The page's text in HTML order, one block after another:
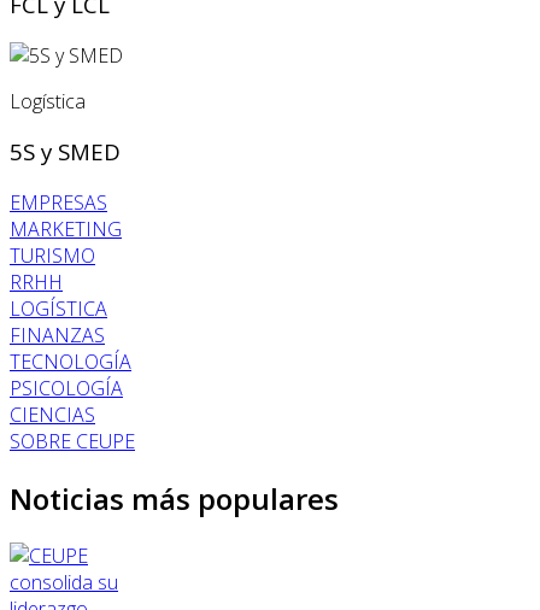
Logística
5S y SMED
EMPRESAS
MARKETING
TURISMO
RRHH
LOGÍSTICA
FINANZAS
TECNOLOGÍA
PSICOLOGÍA
CIENCIAS
SOBRE CEUPE
Noticias más populares